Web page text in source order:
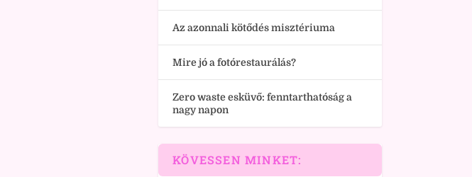
Az azonnali kötődés misztériuma
Mire jó a fotórestaurálás?
Zero waste esküvő: fenntarthatóság a
nagy napon
KÖVESSEN MINKET: